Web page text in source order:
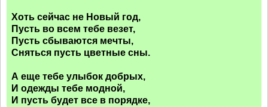
Хоть сейчас не Новый год,
Пусть во всем тебе везет,
Пусть сбываются мечты,
Сняться пусть цветные сны.
А еще тебе улыбок добрых,
И одежды тебе модной,
И пусть будет все в порядке,